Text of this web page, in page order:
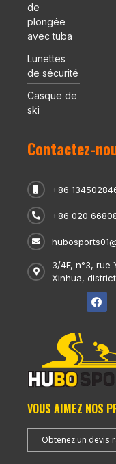
de
plongée
avec tuba
Lunettes
de sécurité
Casque de
ski
Contactez-
+86
+86 020
3/4F, n°3, rue
Xinhua,
VOUS AIMEZ NOS
Obtenez un devis